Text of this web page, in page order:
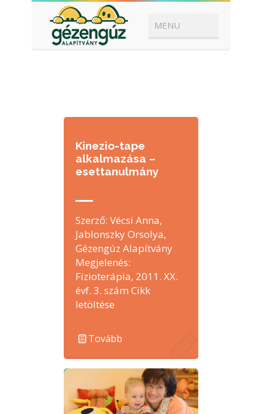
Kinezio-tape
alkalmazása –
esettanulmány
Szerző: Vécsi Anna,
Jablonszky Orsolya,
Gézengúz Alapítvány
Megjelenés:
Fizioterápia, 2011. XX.
évf. 3. szám Cikk
letöltése
Tovább